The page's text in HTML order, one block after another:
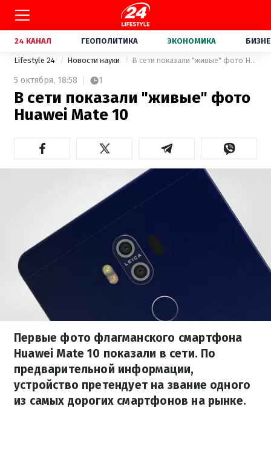
24 КАНАЛ ГЕОПОЛИТИКА ЭКОНОМИКА
Lifestyle 24 Новости науки В сети показали "живые" фото Huawei Mate 10
5 октября, 18:58 1
В сети показали "живые" фото
Huawei Mate 10
Первые фото флагманского смартфона
Huawei Mate 10 показали в сети. По
предварительной информации,
устройство претендует на звание одного
из самых дорогих смартфонов на рынке.